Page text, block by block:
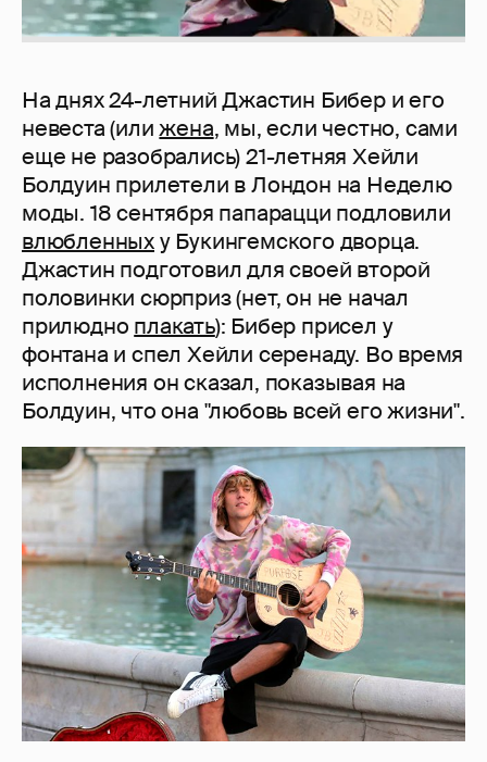
На днях 24-летний Джастин Бибер и его
невеста (илижена, мы, если честно, сами
еще не разобрались) 21-летняя Хейли
Болдуин прилетели в Лондон на Неделю
моды. 18 сентября папарацци подловили
влюбленныху Букингемского дворца.
Джастин подготовил для своей второй
половинки сюрприз (нет, он не начал
прилюдно плакать): Бибер присел у
фонтана и спел Хейли серенаду. Во время
исполнения он сказал, показывая на
Болдуин, что она "любовь всей его жизни".